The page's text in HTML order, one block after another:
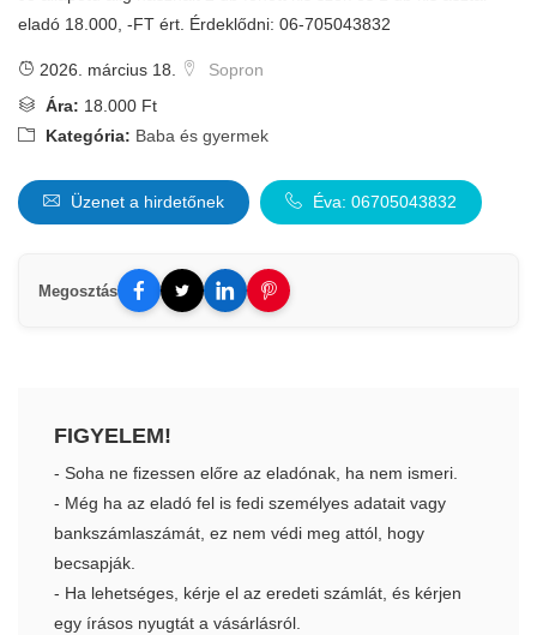
eladó 18.000, -FT ért. Érdeklődni: 06-705043832
2026. március 18.
Sopron
Ára: 18.000 Ft
Kategória: Baba és gyermek
Üzenet a hirdetőnek Éva: 06705043832
Megosztás
FIGYELEM!
- Soha ne fizessen előre az eladónak, ha nem ismeri.
- Még ha az eladó fel is fedi személyes adatait vagy
bankszámlaszámát, ez nem védi meg attól, hogy
becsapják.
- Ha lehetséges, kérje el az eredeti számlát, és kérjen
egy írásos nyugtát a vásárlásról.